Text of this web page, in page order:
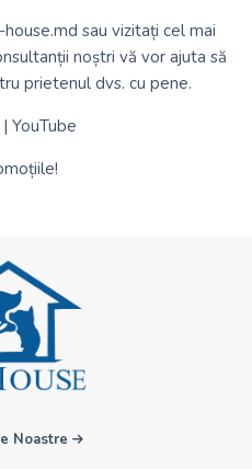
sau vizitați cel mai
noștri vă vor ajuta să
prietenul dvs. cu pene.
| YouTube
Noastre